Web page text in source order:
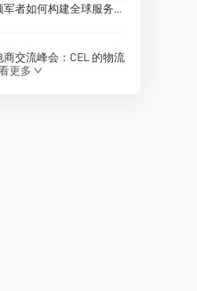
者如何构建全球服务新
商交流峰会：CEL 的物流
望更多